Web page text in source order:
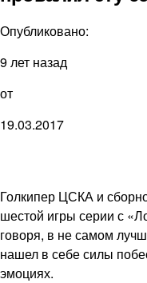
Опубликовано:
9 лет назад
от
19.03.2017
Голкипер ЦСКА и
шестой игры серии с
говоря, в не самом
нашел в себе силы
эмоциях.